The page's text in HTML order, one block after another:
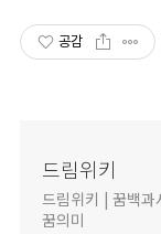
공감
드림위키
드림위키 | 꿈백과
꿈의미